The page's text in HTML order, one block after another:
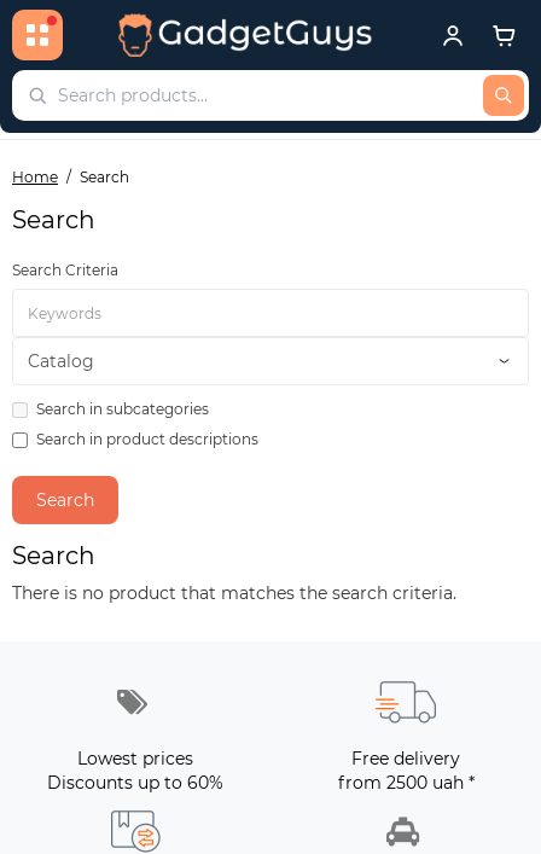
Home Search
Search
Search Criteria
Search in subcategories
Search in product descriptions
Search
There is no product that matches the search criteria.
Lowest prices
Discounts up to 60%
Free delivery
from 2500 uah *